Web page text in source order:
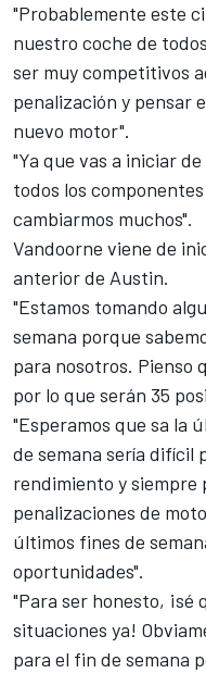
"Probablemente este
nuestro coche de
ser muy competitivos
penalización y pensar
nuevo motor".
"Ya que vas a iniciar
todos los
cambiarmos muchos".
Vandoorne viene de
anterior de Austin.
"Estamos tomando
semana porque
para nosotros. Pienso
por lo que serán 35
"Esperamos que sa la
de semana sería difícil
rendimiento y siempre
penalizaciones de
últimos fines de
oportunidades".
"Para ser honesto, ¡sé
situaciones ya!
para el fin de semana